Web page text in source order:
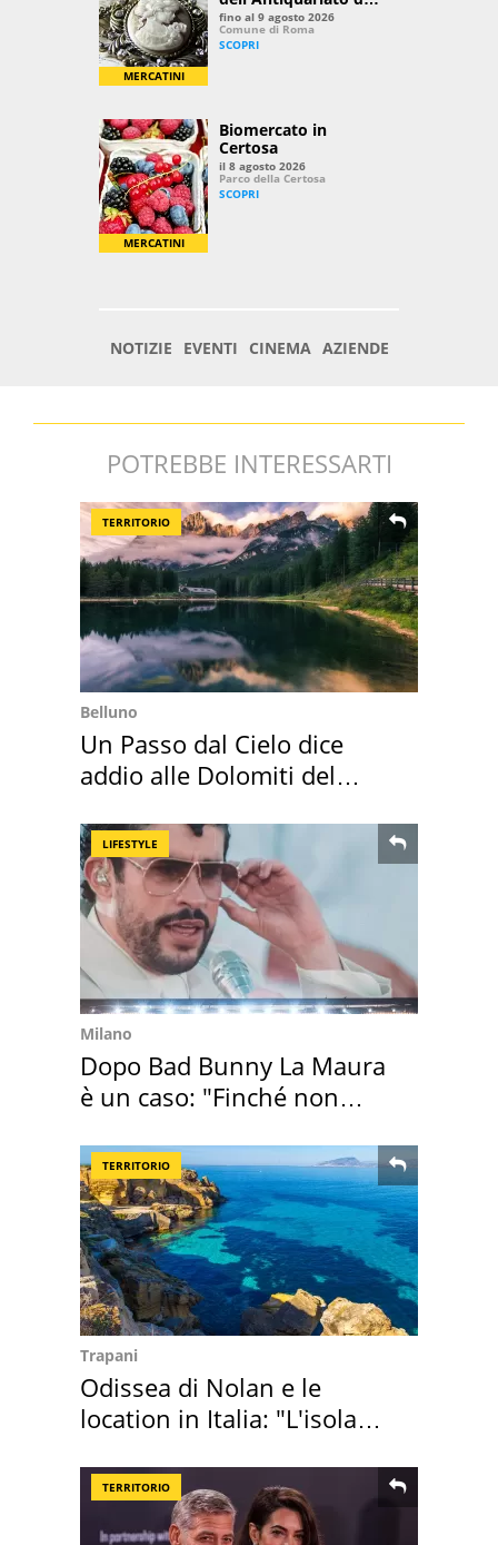
POTREBBE INTERESSARTI
TERRITORIO
Belluno
Un Passo dal Cielo dice
addio alle Dolomiti del
LIFESTYLE
Milano
Dopo Bad Bunny La Maura
è un caso: "Finché non
TERRITORIO
Trapani
Odissea di Nolan e le
location in Italia: "L'isola
TERRITORIO